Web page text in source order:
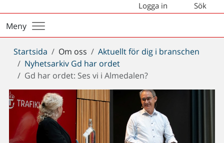
Logga in Sök
Meny
Du
är
här:
Startsida Om oss
Aktuellt för dig i branschen
Nyhetsarkiv Gd har ordet
Gd har ordet: Ses vi i Almedalen?